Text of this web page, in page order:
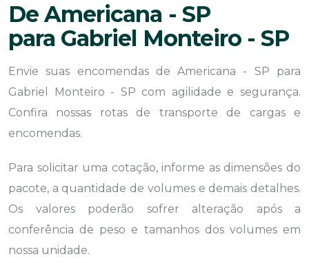
De Americana - SP
para Gabriel Monteiro - SP
Envie suas encomendas de Americana - SP para
Gabriel Monteiro - SP com agilidade e segurança.
Confira nossas rotas de transporte de cargas e
encomendas.
Para solicitar uma cotação, informe as dimensões do
pacote, a quantidade de volumes e demais detalhes.
Os valores poderão sofrer alteração após a
conferência de peso e tamanhos dos volumes em
nossa unidade.